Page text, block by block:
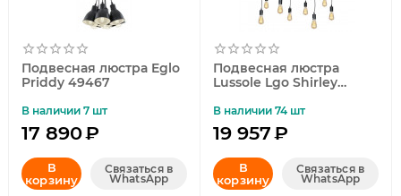
Подвесная люстра Eglo
Priddy 49467
В наличии 7 шт
17 890₽
В
корзину
Связаться в
WhatsApp
Подвесная люстра
Lussole Lgo Shirley
В наличии 74 шт
19 957₽
В
корзину
Связаться в
WhatsApp